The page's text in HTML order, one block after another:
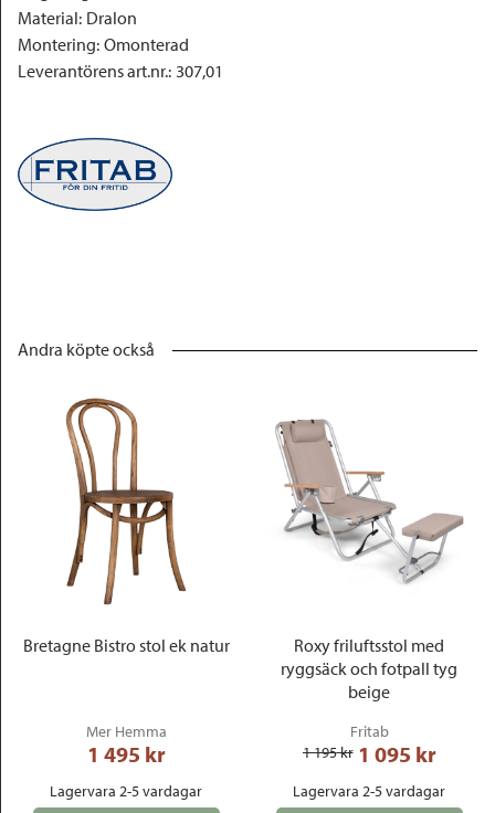
Material: Dralon
Montering: Omonterad
Leverantörens art.nr.: 307,01
Andra köpte också
Bretagne Bistro stol ek natur
Mer Hemma
1 495 kr
Lagervara 2-5 vardagar
Roxy friluftsstol med
ryggsäck och fotpall tyg
beige
Fritab
1 195 kr 1 095 kr
Lagervara 2-5 vardagar